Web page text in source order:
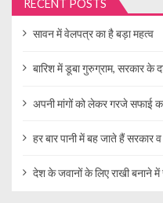
a
t
i
n
RECENT POSTS
सावन में वेलपत्र का है बड़ा महत्व
बारिश में डूबा गुरुग्राम, सरकार के
अपनी मांगों को लेकर गरजे सफाई
हर बार पानी में बह जाते हैं
देश के जवानों के लिए राखी बनाने में